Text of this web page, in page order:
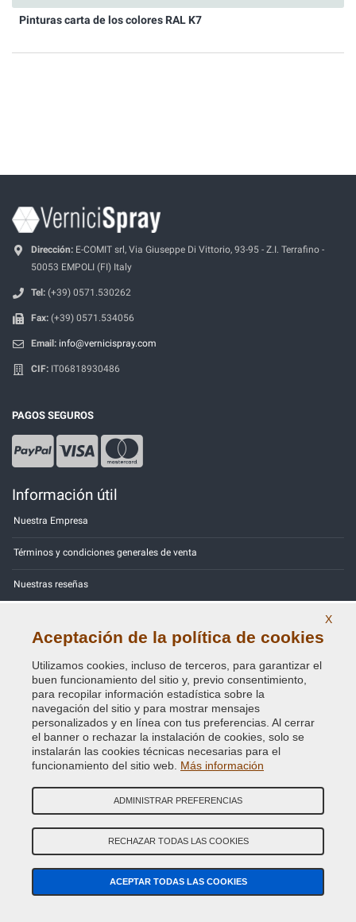
Pinturas carta de los colores RAL K7
Dirección: E-COMIT srl, Via Giuseppe Di Vittorio, 93-95 - Z.I. Terrafino -
50053 EMPOLI (FI) Italy
Tel: (+39) 0571.530262
Fax: (+39) 0571.534056
Email: info@vernicispray.com
CIF: IT06818930486
PAGOS SEGUROS
Información útil
Nuestra Empresa
Términos y condiciones generales de venta
Nuestras reseñas
Códigos de color
Política de Privacidad - RGPD
Copyright © 2014 - 2026. All Rights Reserved.
Visitantes En Línea: 279
Credits:E-COMIT
SÍguenos en nuestras redes sociales
X
Aceptación de la política de cookies
Utilizamos cookies, incluso de terceros, para garantizar el
buen funcionamiento del sitio y, previo consentimiento,
para recopilar información estadística sobre la
navegación del sitio y para mostrar mensajes
personalizados y en línea con tus preferencias. Al cerrar
el banner o rechazar la instalación de cookies, solo se
instalarán las cookies técnicas necesarias para el
funcionamiento del sitio web. Más información
ADMINISTRAR PREFERENCIAS
RECHAZAR TODAS LAS COOKIES
ACEPTAR TODAS LAS COOKIES